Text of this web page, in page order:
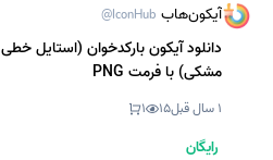
آیکون‌هاب @IconHub
دانلود آیکون بارکدخوان (استایل خطی
مشکی) با فرمت PNG
1 سال قبل 15
1
رایگان